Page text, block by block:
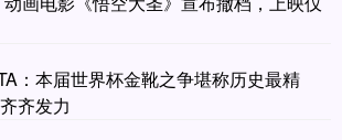
：本届世界杯金靴之争堪称历史最精
齐发力